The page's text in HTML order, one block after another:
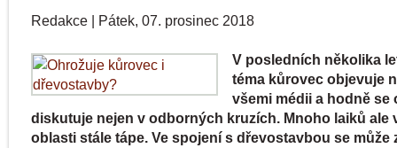
Redakce | Pátek, 07. prosinec 2018
V posledních několika
téma kůrovec objevuje
všemi médii a hodně se
diskutuje nejen v odborných kruzích. Mnoho laiků ale
oblasti stále tápe. Ve spojení s dřevostavbou se může